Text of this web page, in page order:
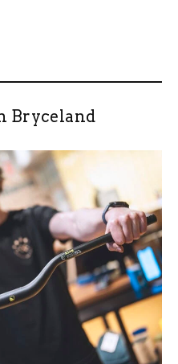
Bryceland